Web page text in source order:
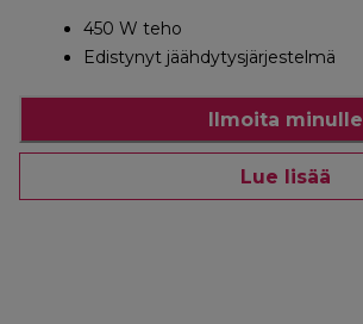
450 W teho
Edistynyt jäähdytysjärjestelmä
Ilmoita minulle
Lue lisää